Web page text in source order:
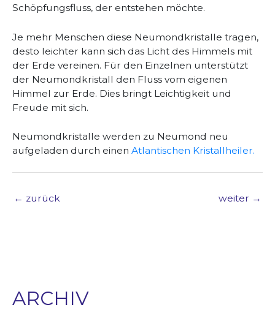
Schöpfungsfluss, der entstehen möchte.
Je mehr Menschen diese Neumondkristalle tragen,
desto leichter kann sich das Licht des Himmels mit
der Erde vereinen. Für den Einzelnen unterstützt
der Neumondkristall den Fluss vom eigenen
Himmel zur Erde. Dies bringt Leichtigkeit und
Freude mit sich.
Neumondkristalle werden zu Neumond neu
aufgeladen durch einen Atlantischen Kristallheiler.
← zurück weiter →
ARCHIV